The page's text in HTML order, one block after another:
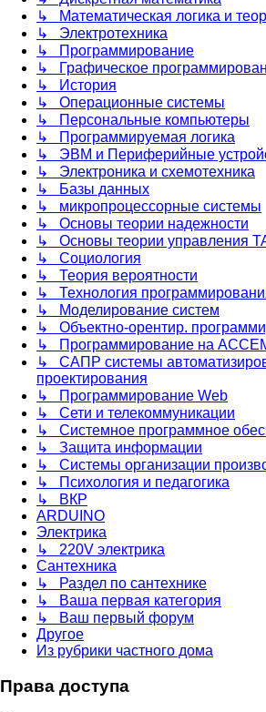
↳ Математическая логика и
↳ Электротехника
↳ Программирование
↳ Графическое
↳ История
↳ Операционные системы
↳ Персональные компьютеры
↳ Программируемая логика
↳ ЭВМ и Периферийные
↳ Электроника и схемотехника
↳ Базы данных
↳ микропроцессорные системы
↳ Основы теории надежности
↳ Основы теории управления
↳ Социология
↳ Теория вероятности
↳ Технология
↳ Моделирование систем
↳ Объектно-орентир.
↳ Программирование на
↳ САПР системы
проектирования
↳ Программирование Web
↳ Сети и телекоммуникации
↳ Системное программное
↳ Защита информации
↳ Системы организации
↳ Психология и педагогика
↳ ВКР
ARDUINO
Электрика
↳ 220V электрика
Сантехника
↳ Раздел по сантехнике
↳ Ваша первая категория
↳ Ваш первый форум
Другое
Из рубрики частного дома
Права доступа